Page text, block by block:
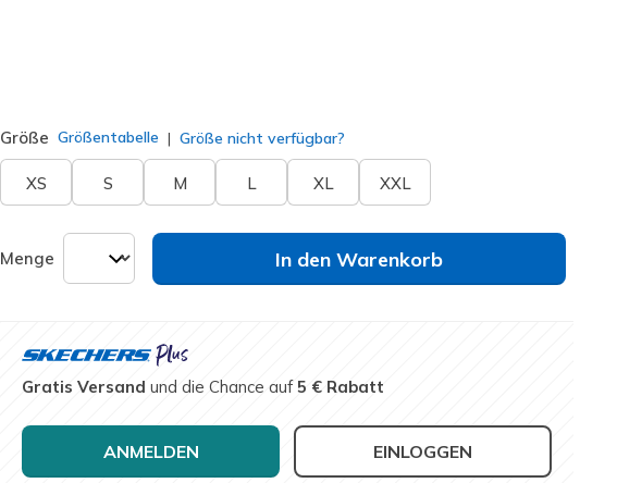
Größe Größentabelle Größe nicht verfügbar?
XS S M L XL XXL
Menge In den Warenkorb
Gratis Versand und die Chance auf5 € Rabatt
ANMELDEN EINLOGGEN